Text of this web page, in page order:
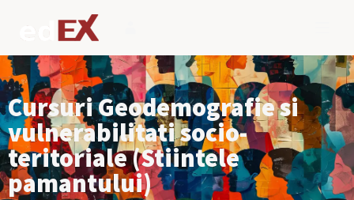
Cursuri Geodemografie si
vulnerabilitati socio-
teritoriale (Stiintele
pamantului)